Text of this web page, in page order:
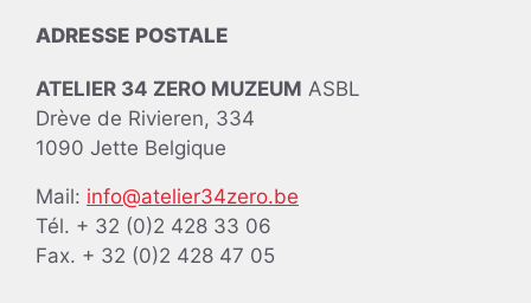
ADRESSE POSTALE
ATELIER 34 ZERO MUZEUM ASBL
Drève de Rivieren, 334
1090 Jette Belgique
Mail: info@atelier34zero.be
Tél. + 32 (0)2 428 33 06
Fax. + 32 (0)2 428 47 05